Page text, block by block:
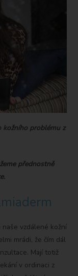
kožního problému z
přednostně
naše vzdálené kožní
mrádi, že čím dál
Mají totiž
v ordinaci z